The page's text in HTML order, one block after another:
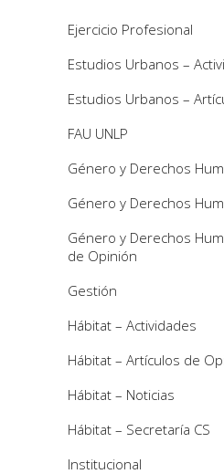
Ejercicio Profesional
Estudios Urbanos –
Estudios Urbanos –
FAU UNLP
Género y Derechos
Género y Derechos
Género y Derechos
de Opinión
Gestión
Hábitat – Actividades
Hábitat – Artículos de
Hábitat – Noticias
Hábitat – Secretaría CS
Institucional